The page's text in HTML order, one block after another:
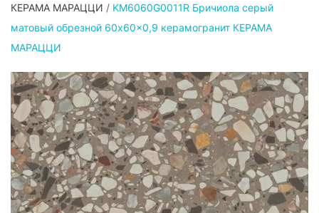
КЕРАМА МАРАЦЦИ / KM6060G0011R Бричиола серый
матовый обрезной 60x60x0,9 керамогранит КЕРАМА
МАРАЦЦИ